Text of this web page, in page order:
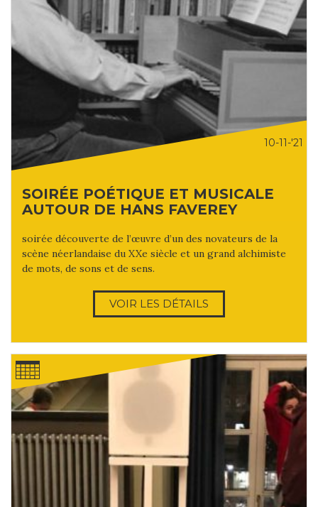
10-11-'21
SOIRÉE POÉTIQUE ET MUSICALE
AUTOUR DE HANS FAVEREY
soirée découverte de l’œuvre d’un des novateurs de la
scène néerlandaise du XXe siècle et un grand alchimiste
de mots, de sons et de sens.
VOIR LES DÉTAILS